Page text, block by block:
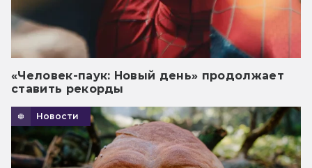
«Человек-паук: Новый день» продолжает
ставить рекорды
Новости